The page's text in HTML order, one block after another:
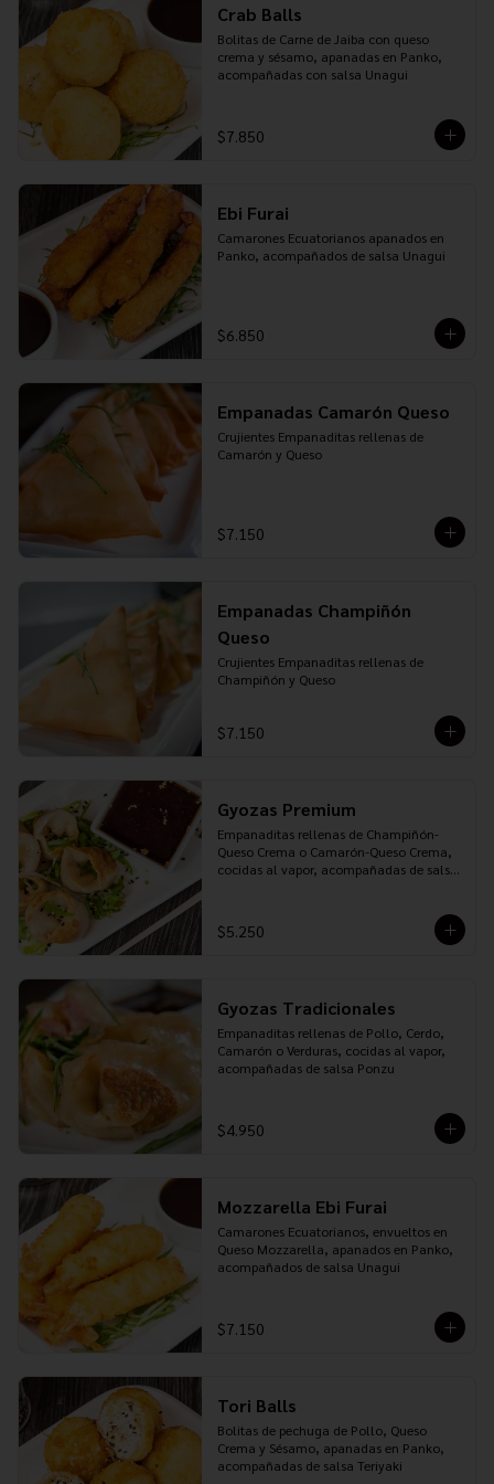
Crab Balls
Bolitas de Carne de Jaiba con queso
crema y sésamo, apanadas en Panko,
acompañadas con salsa Unagui
$7.850
Ebi Furai
Camarones Ecuatorianos apanados en
Panko, acompañados de salsa Unagui
$6.850
Empanadas Camarón Queso
Crujientes Empanaditas rellenas de
Camarón y Queso
$7.150
Empanadas Champiñón
Queso
Crujientes Empanaditas rellenas de
Champiñón y Queso
$7.150
Gyozas Premium
Empanaditas rellenas de Champiñón-
Queso Crema o Camarón-Queso Crema,
cocidas al vapor, acompañadas de salsa
$5.250
Gyozas Tradicionales
Empanaditas rellenas de Pollo, Cerdo,
Camarón o Verduras, cocidas al vapor,
acompañadas de salsa Ponzu
$4.950
Mozzarella Ebi Furai
Camarones Ecuatorianos, envueltos en
Queso Mozzarella, apanados en Panko,
acompañados de salsa Unagui
$7.150
Tori Balls
Bolitas de pechuga de Pollo, Queso
Crema y Sésamo, apanadas en Panko,
acompañadas de salsa Teriyaki